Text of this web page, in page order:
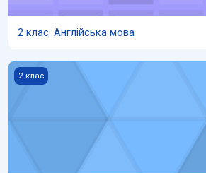
2 клас. Англійська мова
2 клас. Я досліджую світ
2 клас